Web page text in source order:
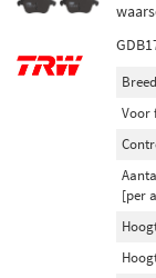
Voor
[per